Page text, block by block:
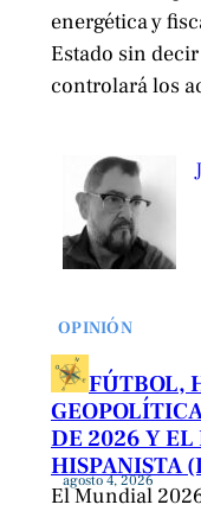
energética y
Estado sin
controlará los
OPINIÓN
FÚTBOL,
DE 2026 Y EL
HISPANISTA
agosto 4, 2026
El Mundial